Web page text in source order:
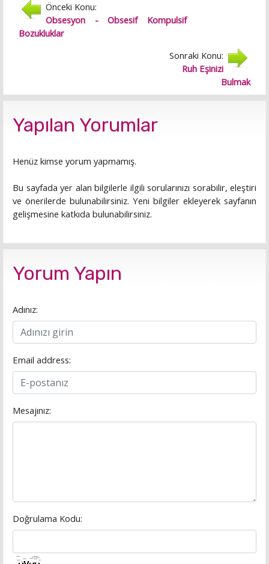
Önceki Konu:
Obsesyon - Obsesif Kompulsif
Bozukluklar
Sonraki Konu:
Ruh Eşinizi
Bulmak
Yapılan Yorumlar
Henüz kimse yorum yapmamış.
Bu sayfada yer alan bilgilerle ilgili sorularınızı sorabilir, eleştiri
ve önerilerde bulunabilirsiniz. Yeni bilgiler ekleyerek sayfanın
gelişmesine katkıda bulunabilirsiniz.
Yorum Yapın
Adınız:
Email address:
Mesajınız:
Doğrulama Kodu: